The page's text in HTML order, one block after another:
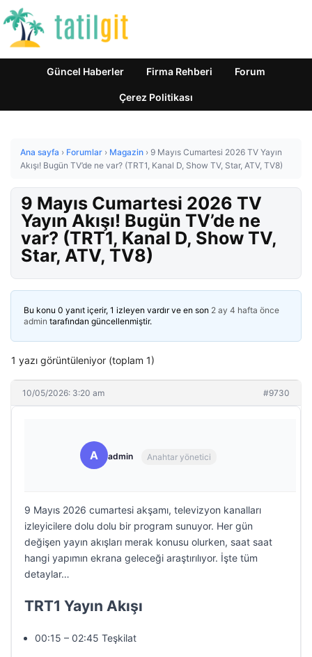
Güncel Haberler Firma Rehberi Forum
Çerez Politikası
Ana sayfa › Forumlar › Magazin › 9 Mayıs Cumartesi 2026 TV Yayın
Akışı! Bugün TV’de ne var? (TRT1, Kanal D, Show TV, Star, ATV, TV8)
9 Mayıs Cumartesi 2026 TV
Yayın Akışı! Bugün TV’de ne
var? (TRT1, Kanal D, Show TV,
Star, ATV, TV8)
Bu konu 0 yanıt içerir, 1 izleyen vardır ve en son 2 ay 4 hafta önce
admin tarafından güncellenmiştir.
1 yazı görüntüleniyor (toplam 1)
10/05/2026: 3:20 am #9730
A admin Anahtar yönetici
9 Mayıs 2026 cumartesi akşamı, televizyon kanalları
izleyicilere dolu dolu bir program sunuyor. Her gün
değişen yayın akışları merak konusu olurken, saat saat
hangi yapımın ekrana geleceği araştırılıyor. İşte tüm
detaylar…
TRT1 Yayın Akışı
00:15 – 02:45 Teşkilat